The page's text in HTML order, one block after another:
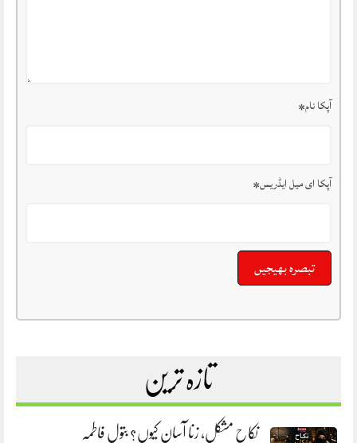
آپکا نام*
آپکا ای میل ایڈریس*
تازہ ترین
نکاح مشکل، زنا آسان کیوں؟ بتول فاطمہ